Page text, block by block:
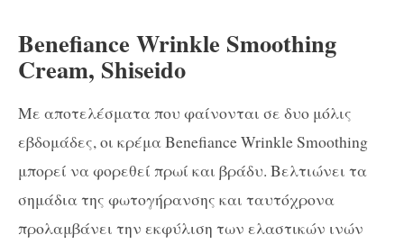
Benefiance Wrinkle Smoothing
Cream, Shiseido
Με αποτελέσματα που φαίνονται σε δυο μόλις
εβδομάδες, οι κρέμα Benefiance Wrinkle Smoothing
μπορεί να φορεθεί πρωί και βράδυ. Βελτιώνει τα
σημάδια της φωτογήρανσης και ταυτόχρονα
προλαμβάνει την εκφύλιση των ελαστικών ινών